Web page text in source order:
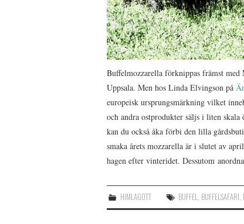
Buffelmozzarella förknippas främst
Uppsala. Men hos Linda Elvingson på
europeisk ursprungsmärkning vilket
och andra ostprodukter säljs i liten
kan du också åka förbi den lilla
smaka årets mozzarella är i slutet av
hagen efter vinteridet. Dessutom
HIMLAGOTT BUFFEL, BUFFELSAFARI,